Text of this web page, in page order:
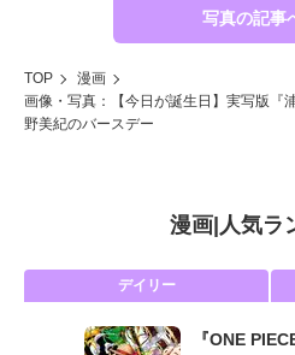
写真の記事
TOP
漫画
画像・写真：【今日が誕生日】実写版『
野美紀のバースデー
漫画| 人気ラ
デイリー
『ONE